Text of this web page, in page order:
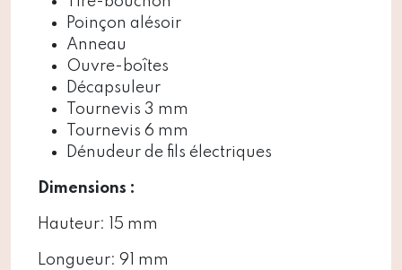
Poinçon alésoir
Anneau
Ouvre-boîtes
Décapsuleur
Tournevis 3 mm
Tournevis 6 mm
Dénudeur de fils électriques
Dimensions :
Hauteur: 15 mm
Longueur: 91 mm